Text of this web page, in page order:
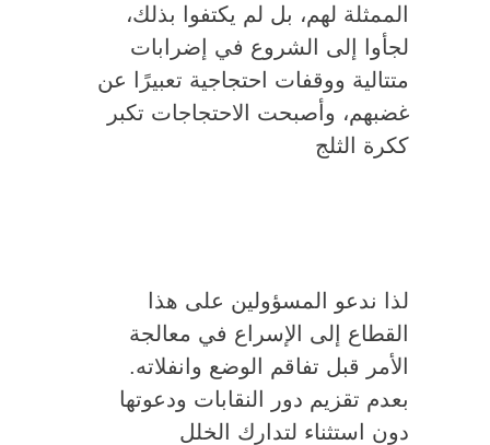
الممثلة لهم، بل لم يكتفوا بذلك،
لجأوا إلى الشروع في إضرابات
متتالية ووقفات احتجاجية تعبيرًا عن
غضبهم، وأصبحت الاحتجاجات تكبر
ككرة الثلج
لذا ندعو المسؤولين على هذا
القطاع إلى الإسراع في معالجة
الأمر قبل تفاقم الوضع وانفلاته.
بعدم تقزيم دور النقابات ودعوتها
دون استثناء لتدارك الخلل